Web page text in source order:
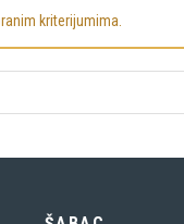
kriterijumima.